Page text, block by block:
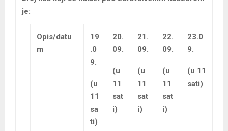
je:
Opis/datu
m
19
.0
9.
(u
11
sa
ti)
20.
09.
(u
11
sat
i)
21.
09.
(u
11
sat
i)
22.
09.
(u
11
sat
i)
23.0
9.
(u 11
sati)